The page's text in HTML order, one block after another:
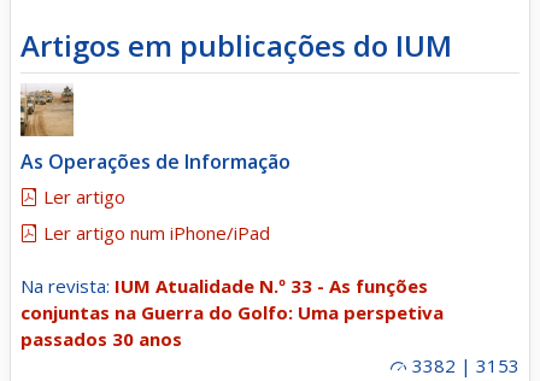
Artigos em publicações do IUM
As Operações de Informação
Ler artigo
Ler artigo num iPhone/iPad
Na revista: IUM Atualidade N.º 33 - As funções
conjuntas na Guerra do Golfo: Uma perspetiva
passados 30 anos
3382 | 3153